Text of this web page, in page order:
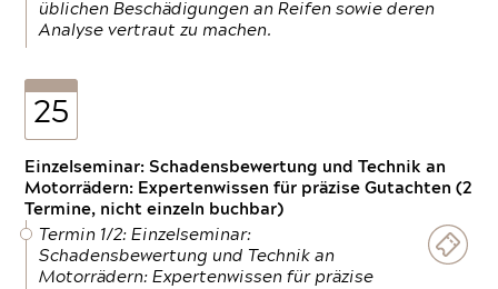
üblichen Beschädigungen an Reifen sowie deren
Analyse vertraut zu machen.
25
Einzelseminar: Schadensbewertung und Technik an
Motorrädern: Expertenwissen für präzise Gutachten (2
Termine, nicht einzeln buchbar)
Termin 1/2: Einzelseminar:
Schadensbewertung und Technik an
Motorrädern: Expertenwissen für präzise